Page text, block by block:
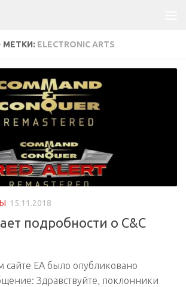
МЕТКИ: ELECTRONIC ARTS
15.11.2018
подробности о C&C
EA было опубликовано
Здравствуйте, поклонники